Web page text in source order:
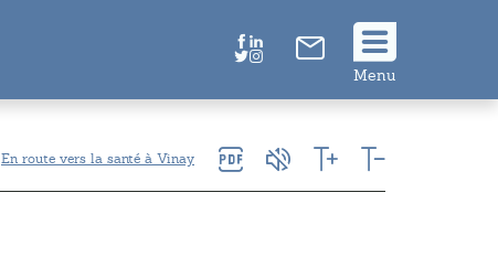
Suivez
!
Menu
En route vers la santé à Vinay